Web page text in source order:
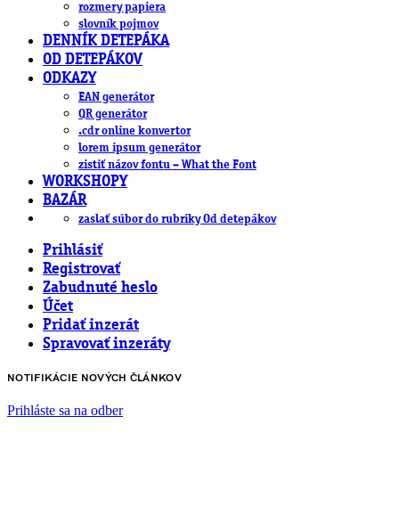
rozmery papiera
slovník pojmov
DENNÍK DETEPÁKA
OD DETEPÁKOV
ODKAZY
EAN generátor
QR generátor
.cdr online konvertor
lorem ipsum generátor
zistiť názov fontu – What the Font
WORKSHOPY
BAZÁR
zaslať súbor do rubriky Od detepákov
Prihlásiť
Registrovať
Zabudnuté heslo
Účet
Pridať inzerát
Spravovať inzeráty
NOTIFIKÁCIE NOVÝCH ČLÁNKOV
Prihláste sa na odber